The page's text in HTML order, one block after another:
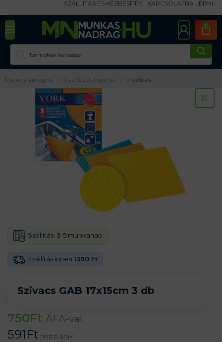
SZÁLLÍTÁS ÉS KÉZBESÍTÉS KAPCSOLATBA LÉPNI
0
Munkasnadrag.hu Tisztítás és higiénia Tisztítás
Szivacs GAB 17x15cm 3 db
Szállítás innen 1390 Ft
Szállítás: 3-5 munkanap
750Ft ÁFA-val
591Ft nettó árak